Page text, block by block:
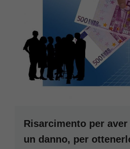
Risarcimento per
un danno, per